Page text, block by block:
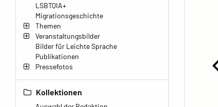
LSBTQIA+
Migrationsgeschichte
Themen
Veranstaltungsbilder
Bilder für Leichte Sprache
Publikationen
Pressefotos
Kollektionen